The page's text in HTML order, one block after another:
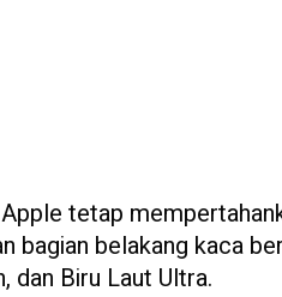
tetap
bagian belakang kaca
dan Biru Laut Ultra.